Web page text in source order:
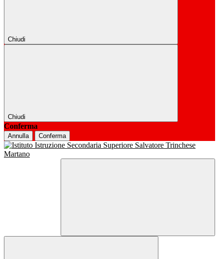
Chiudi
Chiudi
Conferma
Annulla Conferma